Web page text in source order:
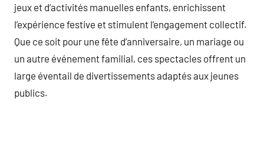
jeux et d’activités manuelles enfants, enrichissent
l’expérience festive et stimulent l’engagement collectif.
Que ce soit pour une fête d’anniversaire, un mariage ou
un autre événement familial, ces spectacles offrent un
large éventail de divertissements adaptés aux jeunes
publics.